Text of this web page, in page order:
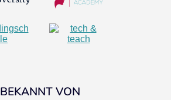
BEKANNT VON